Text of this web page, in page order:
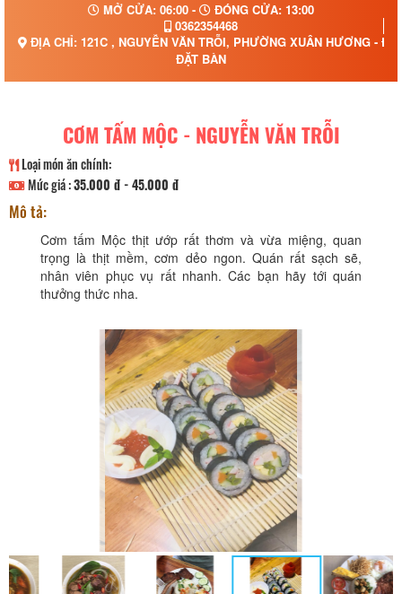
MỞ CỬA: 06:00 -
ĐÓNG CỬA: 13:00
0362354468
ĐỊA CHỈ: 121C , NGUYỄN VĂN TRỖI, PHƯỜNG XUÂN HƯƠNG -
ĐẶT BÀN
CƠM TẤM MỘC - NGUYỄN VĂN TRỖI
Loại món ăn chính:
Mức giá :35.000 đ - 45.000 đ
Mô tả:
Cơm tấm Mộc thịt ướp rất thơm và vừa miệng, quan
trọng là thịt mềm, cơm dẻo ngon. Quán rất sạch sẽ,
nhân viên phục vụ rất nhanh. Các bạn hãy tới quán
thưởng thức nha.